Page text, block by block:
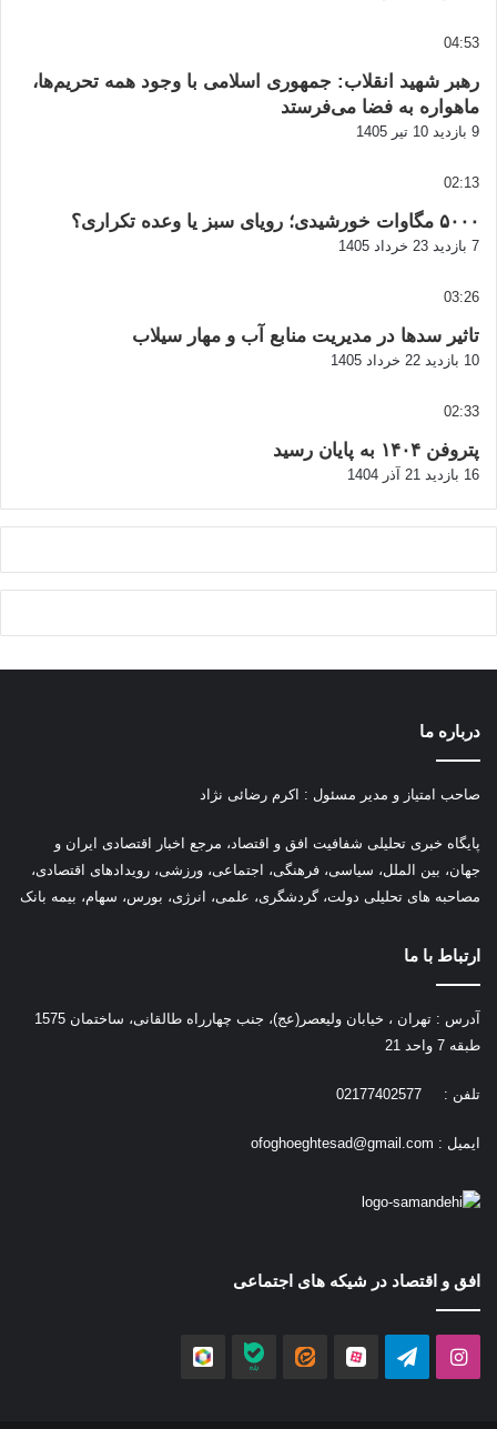
04:53
رهبر شهید انقلاب: جمهوری اسلامی با وجود همه تحریم‌ها،
ماهواره به فضا می‌فرستد
9 بازدید 10 تیر 1405
02:13
۵۰۰۰ مگاوات خورشیدی؛ رویای سبز یا وعده تکراری؟
7 بازدید 23 خرداد 1405
03:26
تاثیر سدها در مدیریت منابع آب و مهار سیلاب
10 بازدید 22 خرداد 1405
02:33
پتروفن ۱۴۰۴ به پایان رسید
16 بازدید 21 آذر 1404
درباره ما
صاحب امتیاز و مدیر مسئول : اکرم رضائی نژاد
پایگاه خبری تحلیلی شفافیت افق و اقتصاد، مرجع اخبار اقتصادی ایران و
جهان، بین الملل، سیاسی، فرهنگی، اجتماعی، ورزشی، رویدادهای اقتصادی،
مصاحبه های تحلیلی دولت، گردشگری، علمی، انرژی، بورس، سهام، بیمه بانک
ارتباط با ما
آدرس : تهران ، خیابان ولیعصر(عج)، جنب چهارراه طالقانی، ساختمان 1575
طبقه 7 واحد 21
تلفن : 02177402577
ایمیل : ofoghoeghtesad@gmail.com
افق و اقتصاد در شیکه های اجتماعی
اینستاگرامتلگرام آپارات ایتا بله